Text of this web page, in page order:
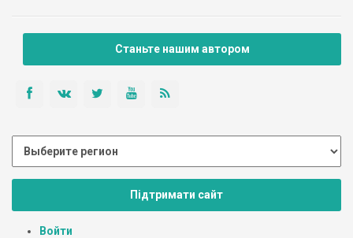
Станьте нашим автором
Підтримати сайт
Войти